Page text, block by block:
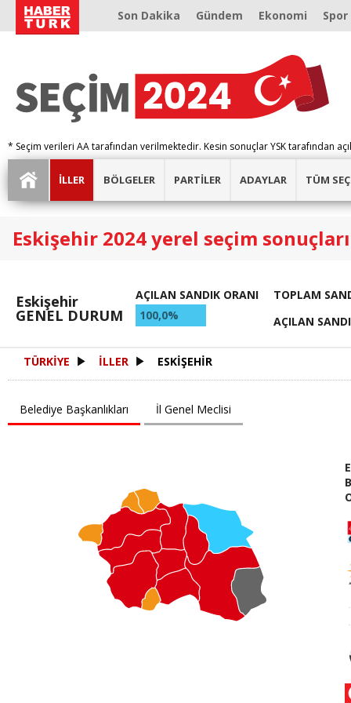
Son Dakika Gündem Ekonomi Spor
* Seçim verileri AA tarafından verilmektedir. Kesin sonuçlar YSK tarafından
İLLER BÖLGELER PARTİLER ADAYLAR TÜM
Eskişehir 2024 yerel seçim sonuçları
Eskişehir
GENEL DURUM
AÇILAN SANDIK ORANI
100,0%
TOPLAM
AÇILAN
TÜRKİYE İLLER ESKİŞEHİR
Belediye Başkanlıkları İl Genel Meclisi